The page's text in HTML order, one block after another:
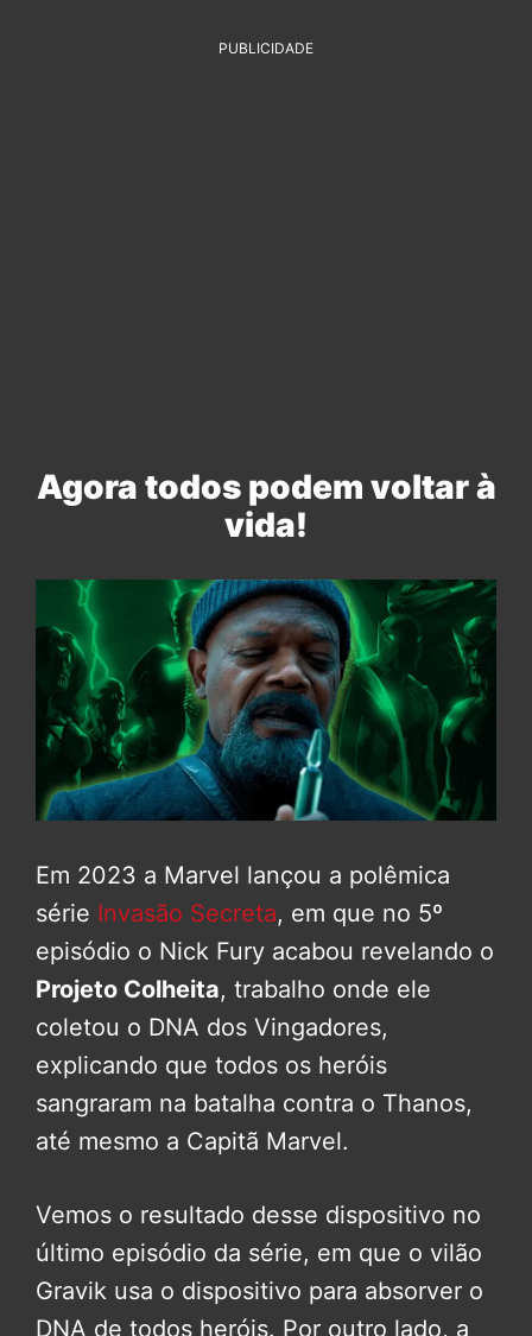
PUBLICIDADE
Agora todos podem voltar à
vida!
Em 2023 a Marvel lançou a polêmica
série Invasão Secreta, em que no 5º
episódio o Nick Fury acabou revelando o
Projeto Colheita, trabalho onde ele
coletou o DNA dos Vingadores,
explicando que todos os heróis
sangraram na batalha contra o Thanos,
até mesmo a Capitã Marvel.
Vemos o resultado desse dispositivo no
último episódio da série, em que o vilão
Gravik usa o dispositivo para absorver o
DNA de todos heróis. Por outro lado, a